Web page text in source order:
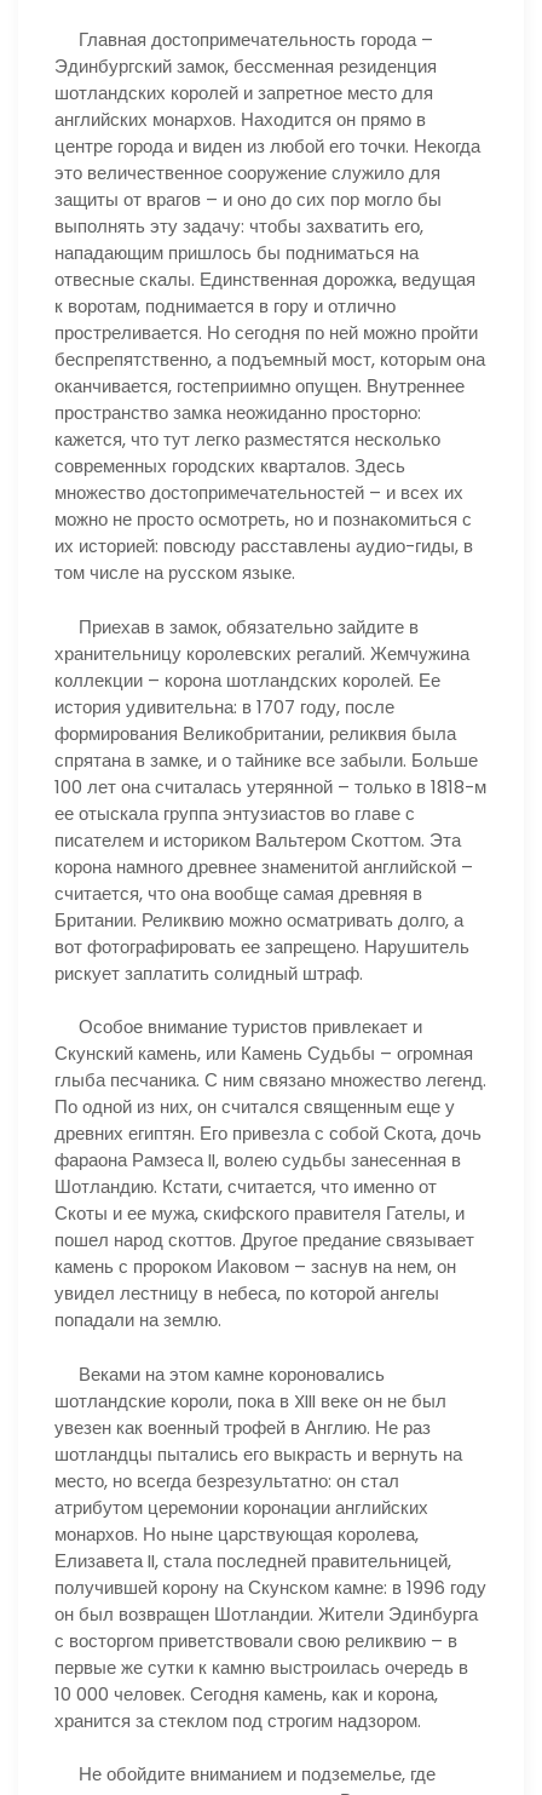
Главная достопримечательность города –
Эдинбургский замок, бессменная резиденция
шотландских королей и запретное место для
английских монархов. Находится он прямо в
центре города и виден из любой его точки. Некогда
это величественное сооружение служило для
защиты от врагов – и оно до сих пор могло бы
выполнять эту задачу: чтобы захватить его,
нападающим пришлось бы подниматься на
отвесные скалы. Единственная дорожка, ведущая
к воротам, поднимается в гору и отлично
простреливается. Но сегодня по ней можно пройти
беспрепятственно, а подъемный мост, которым она
оканчивается, гостеприимно опущен. Внутреннее
пространство замка неожиданно просторно:
кажется, что тут легко разместятся несколько
современных городских кварталов. Здесь
множество достопримечательностей – и всех их
можно не просто осмотреть, но и познакомиться с
их историей: повсюду расставлены аудио-гиды, в
том числе на русском языке.
Приехав в замок, обязательно зайдите в
хранительницу королевских регалий. Жемчужина
коллекции – корона шотландских королей. Ее
история удивительна: в 1707 году, после
формирования Великобритании, реликвия была
спрятана в замке, и о тайнике все забыли. Больше
100 лет она считалась утерянной – только в 1818-м
ее отыскала группа энтузиастов во главе с
писателем и историком Вальтером Скоттом. Эта
корона намного древнее знаменитой английской –
считается, что она вообще самая древняя в
Британии. Реликвию можно осматривать долго, а
вот фотографировать ее запрещено. Нарушитель
рискует заплатить солидный штраф.
Особое внимание туристов привлекает и
Скунский камень, или Камень Судьбы – огромная
глыба песчаника. С ним связано множество легенд.
По одной из них, он считался священным еще у
древних египтян. Его привезла с собой Скота, дочь
фараона Рамзеса II, волею судьбы занесенная в
Шотландию. Кстати, считается, что именно от
Скоты и ее мужа, скифского правителя Гателы, и
пошел народ скоттов. Другое предание связывает
камень с пророком Иаковом – заснув на нем, он
увидел лестницу в небеса, по которой ангелы
попадали на землю.
Веками на этом камне короновались
шотландские короли, пока в XIII веке он не был
увезен как военный трофей в Англию. Не раз
шотландцы пытались его выкрасть и вернуть на
место, но всегда безрезультатно: он стал
атрибутом церемонии коронации английских
монархов. Но ныне царствующая королева,
Елизавета II, стала последней правительницей,
получившей корону на Скунском камне: в 1996 году
он был возвращен Шотландии. Жители Эдинбурга
с восторгом приветствовали свою реликвию – в
первые же сутки к камню выстроилась очередь в
10 000 человек. Сегодня камень, как и корона,
хранится за стеклом под строгим надзором.
Не обойдите вниманием и подземелье, где